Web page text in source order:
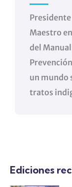
Maestro
del
un mundo
tratos
Ediciones